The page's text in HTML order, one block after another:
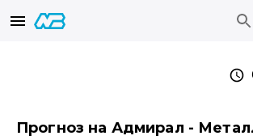
Прогноз на Адмирал -